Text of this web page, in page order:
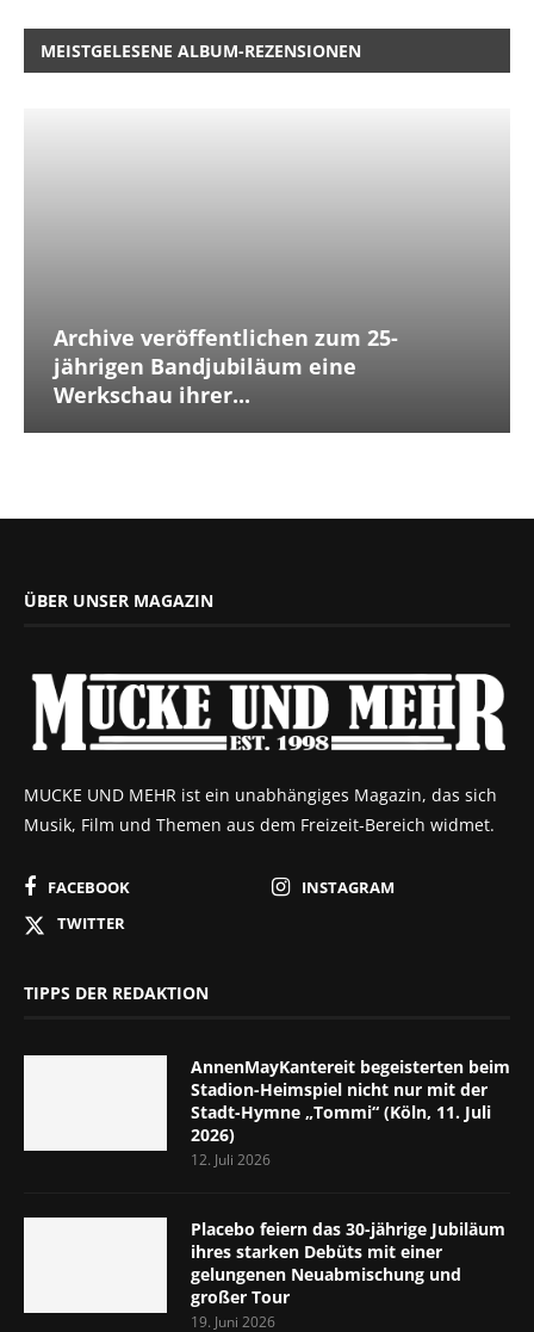
MEISTGELESENE ALBUM-REZENSIONEN
Archive veröffentlichen zum 25-
jährigen Bandjubiläum eine
Werkschau ihrer...
ÜBER UNSER MAGAZIN
MUCKE UND MEHR ist ein unabhängiges Magazin, das sich
Musik, Film und Themen aus dem Freizeit-Bereich widmet.
FACEBOOK
INSTAGRAM
TWITTER
TIPPS DER REDAKTION
AnnenMayKantereit begeisterten beim
Stadion-Heimspiel nicht nur mit der
Stadt-Hymne „Tommi“ (Köln, 11. Juli
2026)
12. Juli 2026
Placebo feiern das 30-jährige Jubiläum
ihres starken Debüts mit einer
gelungenen Neuabmischung und
großer Tour
19. Juni 2026